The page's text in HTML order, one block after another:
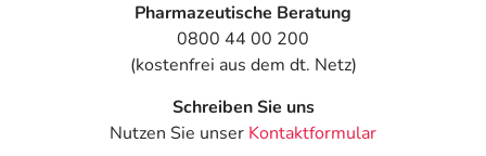
Pharmazeutische Beratung
0800 44 00 200
(kostenfrei aus dem dt. Netz)
Schreiben Sie uns
Nutzen Sie unser Kontaktformular